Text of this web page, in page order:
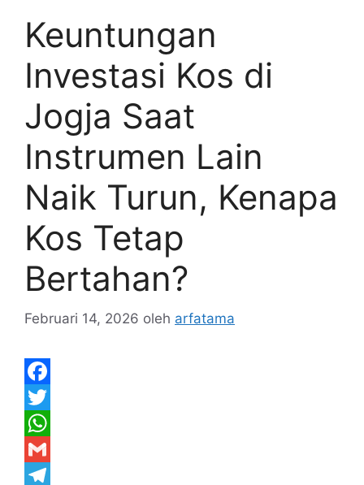
Keuntungan
Investasi Kos di
Jogja Saat
Instrumen Lain
Naik Turun, Kenapa
Kos Tetap
Bertahan?
Februari 14, 2026 oleh arfatama
F
a
c
e
T
w
W
h
G